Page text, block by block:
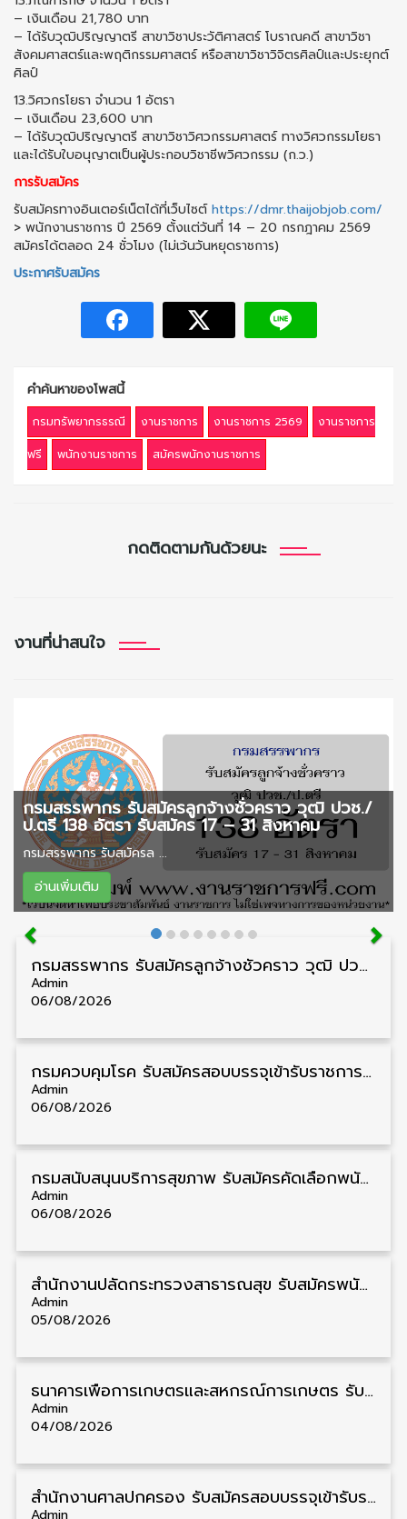
– เงินเดือน 21,780 บาท
– ได้รับวุฒิปริญญาตรี สาขาวิชาประวัติศาสตร์ โบราณคดี สาขาวิชา
สังคมศาสตร์และพฤติกรรมศาสตร์ หรือสาขาวิชาวิจิตรศิลป์และประยุกต์
ศิลป์
13.วิศวกรโยธา จำนวน 1 อัตรา
– เงินเดือน 23,600 บาท
– ได้รับวุฒิปริญญาตรี สาขาวิชาวิศวกรรมศาสตร์ ทางวิศวกรรมโยธา
และได้รับใบอนุญาตเป็นผู้ประกอบวิชาชีพวิศวกรรม (ก.ว.)
การรับสมัคร
รับสมัครทางอินเตอร์เน็ตได้ที่เว็บไซต์https://dmr.thaijobjob.com/
> พนักงานราชการ ปี 2569 ตั้งแต่วันที่ 14 – 20 กรกฎาคม 2569
สมัครได้ตลอด 24 ชั่วโมง (ไม่เว้นวันหยุดราชการ)
ประกาศรับสมัคร
คำค้นหาของโพสนี้
กรมทรัพยากรธรณี งานราชการ งานราชการ 2569
งานราชการ
ฟรี
พนักงานราชการ สมัครพนักงานราชการ
กดติดตามกันด้วยนะ
งานที่น่าสนใจ
กรมสรรพากร รับสมัครลูกจ้างชั่วคราว วุฒิ ปวช./
ป.ตรี 138 อัตรา รับสมัคร 17 – 31 สิงหาคม
กรมสรรพากร รับสมัครล ...
อ่านเพิ่มเติม
กรมสรรพากร รับสมัครลูกจ้างชั่วคราว วุฒิ ปวช./ป.ตรี 138 อัตรา รับสมัคร 17 – 31 สิงหาคม
Admin
06/08/2026
กรมควบคุมโรค รับสมัครสอบบรรจุเข้ารับราชการ วุฒิ ปวส./ป.ตรี 17 อัตรา รับสมัคร 17 สิงหาคม – 4 กันยายน
Admin
06/08/2026
กรมสนับสนุนบริการสุขภาพ รับสมัครคัดเลือกพนักงานราชการ วุฒิ ปวส./ป.ตรี 13 อัตรา รับสมัคร 11 – 20 สิงหาคม
Admin
06/08/2026
สำนักงานปลัดกระทรวงสาธารณสุข รับสมัครพนักงานราชการรูปแบบพิเศษ วุฒิ ปวส./ป.ตรี 102 อัตรา รับสมัคร 17 – 28 สิงหาคม
Admin
05/08/2026
ธนาคารเพื่อการเกษตรและสหกรณ์การเกษตร รับสมัครบุคคลเพื่อเป็นผู้ช่วยพนักงาน วุฒิ ป.ตรี 5 อัตรา รับสมัคร 4 – 14 สิงหาคม
Admin
04/08/2026
สํานักงานศาลปกครอง รับสมัครสอบบรรจุเข้ารับราชการ วุฒิ ป.ตรี 72 อัตรา รับสมัคร 31 สิงหาคม – 18 กันยายน
Admin